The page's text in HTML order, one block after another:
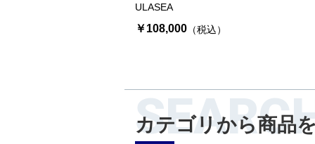
ULASEA
￥108,000 （税込）
カテゴリから商品